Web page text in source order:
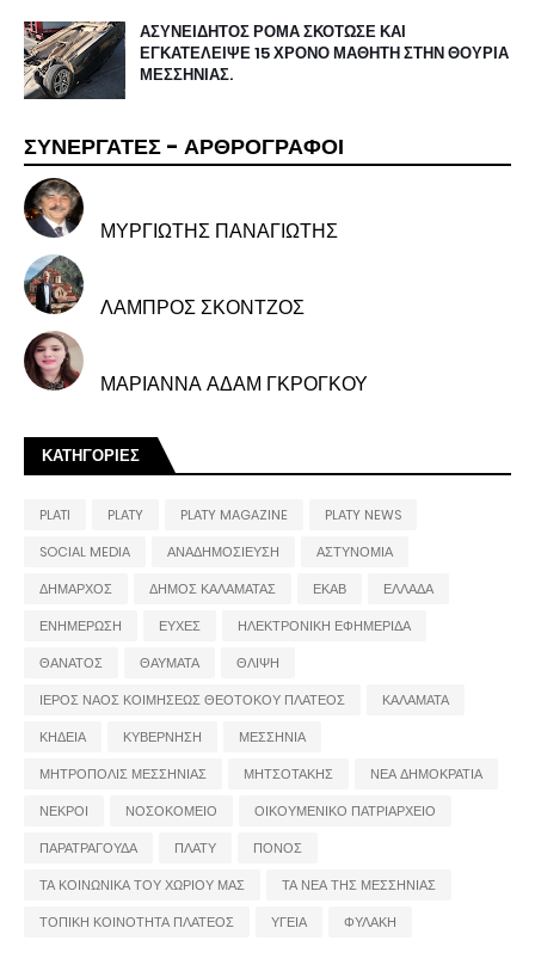
ΑΣΥΝΕΙΔΗΤΟΣ ΡΟΜΑ ΣΚΟΤΩΣΕ ΚΑΙ
ΕΓΚΑΤΕΛΕΙΨΕ 15 ΧΡΟΝΟ ΜΑΘΗΤΗ ΣΤΗΝ ΘΟΥΡΙΑ
ΜΕΣΣΗΝΙΑΣ.
ΣΥΝΕΡΓΑΤΕΣ - ΑΡΘΡΟΓΡΑΦΟΙ
ΜΥΡΓΙΩΤΗΣ ΠΑΝΑΓΙΩΤΗΣ
ΛΑΜΠΡΟΣ ΣΚΟΝΤΖΟΣ
ΜΑΡΙΑΝΝΑ ΑΔΑΜ ΓΚΡΟΓΚΟΥ
ΚΑΤΗΓΟΡΙΕΣ
PLATI PLATY PLATY MAGAZINE
PLATY NEWS
SOCIAL MEDIA
ΑΝΑΔΗΜΟΣΙΕΥΣΗ
ΑΣΤΥΝΟΜΙΑ
ΔΗΜΑΡΧΟΣ
ΔΗΜΟΣ ΚΑΛΑΜΑΤΑΣ ΕΚΑΒ
ΕΛΛΑΔΑ
ΕΝΗΜΕΡΩΣΗ
ΕΥΧΕΣ
ΗΛΕΚΤΡΟΝΙΚΗ ΕΦΗΜΕΡΙΔΑ
ΘΑΝΑΤΟΣ
ΘΑΥΜΑΤΑ
ΘΛΙΨΗ
ΙΕΡΟΣ ΝΑΟΣ ΚΟΙΜΗΣΕΩΣ ΘΕΟΤΟΚΟΥ ΠΛΑΤΕΟΣ
ΚΑΛΑΜΑΤΑ
ΚΗΔΕΙΑ
ΚΥΒΕΡΝΗΣΗ
ΜΕΣΣΗΝΙΑ
ΜΗΤΡΟΠΟΛΙΣ ΜΕΣΣΗΝΙΑΣ
ΜΗΤΣΟΤΑΚΗΣ
ΝΕΑ ΔΗΜΟΚΡΑΤΙΑ
ΝΕΚΡΟΙ
ΝΟΣΟΚΟΜΕΙΟ
ΟΙΚΟΥΜΕΝΙΚΟ ΠΑΤΡΙΑΡΧΕΙΟ
ΠΑΡΑΤΡΑΓΟΥΔΑ
ΠΛΑΤΥ
ΠΟΝΟΣ
ΤΑ ΚΟΙΝΩΝΙΚΑ ΤΟΥ ΧΩΡΙΟΥ ΜΑΣ
ΤΑ ΝΕΑ ΤΗΣ ΜΕΣΣΗΝΙΑΣ
ΤΟΠΙΚΗ ΚΟΙΝΟΤΗΤΑ ΠΛΑΤΕΟΣ
ΥΓΕΙΑ ΦΥΛΑΚΗ